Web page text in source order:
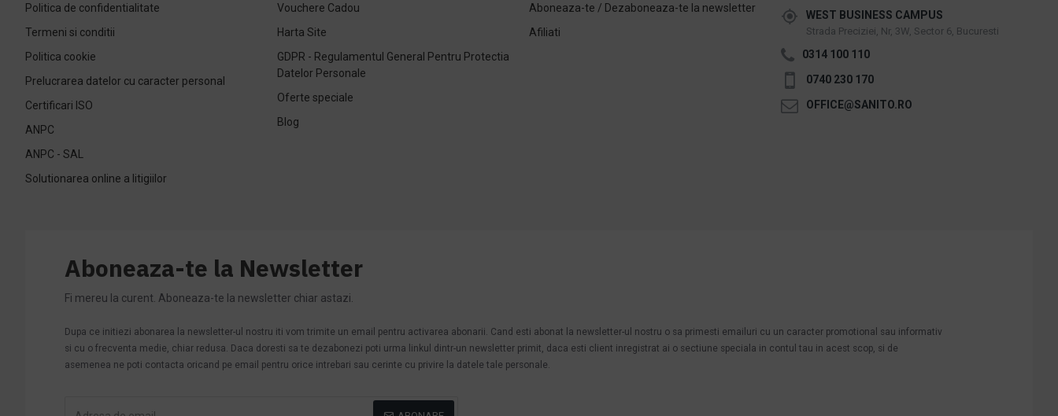
Politica de confidentialitate
Termeni si conditii
Politica cookie
Prelucrarea datelor cu caracter personal
Certificari ISO
ANPC
ANPC - SAL
Solutionarea online a litigiilor
Vouchere Cadou
Harta Site
GDPR - Regulamentul General Pentru Protectia
Datelor Personale
Oferte speciale
Blog
Aboneaza-te / Dezaboneaza-te la newsletter
Afiliati
WEST BUSINESS CAMPUS
Strada Preciziei, Nr, 3W, Sector 6, Bucuresti
0314 100 110
0740 230 170
OFFICE@SANITO.RO
Aboneaza-te la Newsletter
Fi mereu la curent. Aboneaza-te la newsletter chiar astazi.
Dupa ce initiezi abonarea la newsletter-ul nostru iti vom trimite un email pentru activarea abonarii. Cand esti abonat la newsletter-ul nostru o sa primesti emailuri cu un caracter promotional sau informativ
si cu o frecventa medie, chiar redusa. Daca doresti sa te dezabonezi poti urma linkul dintr-un newsletter primit, daca esti client inregistrat ai o sectiune speciala in contul tau in acest scop, si de
asemenea ne poti contacta oricand pe email pentru orice intrebari sau cerinte cu privire la datele tale personale.